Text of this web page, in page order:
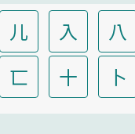
儿 入 八
匸 十 卜